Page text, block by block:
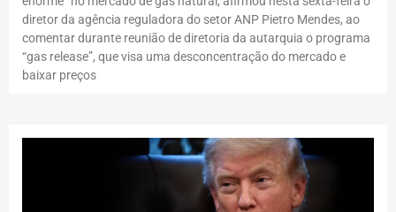
diretor da agência reguladora do setor ANP Pietro Mendes, ao
comentar durante reunião de diretoria da autarquia o programa
“gas release”, que visa uma desconcentração do mercado e
baixar preços